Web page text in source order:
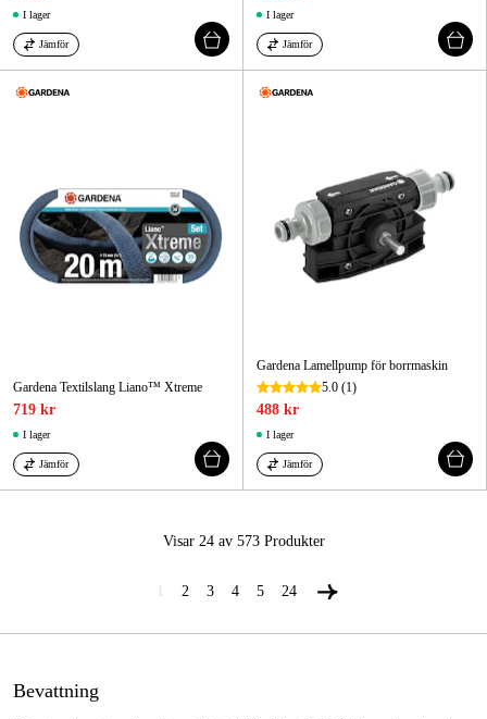
I lager
Jämför
I lager
Jämför
Gardena Textilslang Liano™ Xtreme
719 kr
I lager
Jämför
Gardena Lamellpump för borrmaskin
5.0 (1)
488 kr
I lager
Jämför
Visar 24 av 573 Produkter
2 3 4 5 24
Bevattning